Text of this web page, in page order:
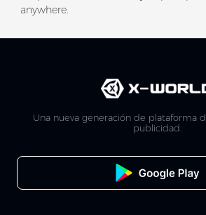
anywhere.
Una nueva generación de plataforma
publicidad.